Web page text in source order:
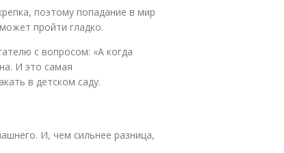
поэтому попадание в мир
пройти гладко.
с вопросом: «А когда
И это самая
в детском саду.
И, чем сильнее разница,